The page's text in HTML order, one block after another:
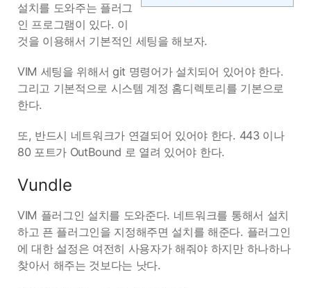
설치를 도와주는 플러그
인 프로그램이 있다. 이
것을 이용해서 기본적인 세팅을 해보자.
VIM 세팅을 위해서 git 명령어가 설치되어 있어야 한다.
그리고 기본적으로 시스템 계정 홈디렉토리를 기본으로
한다.
또, 반드시 네트워크가 연결되어 있어야 한다. 443 이나
80 포트가 OutBound 로 열려 있어야 한다.
Vundle
VIM 플러그인 설치를 도와준다. 네트워크를 통해서 설치
하고 픈 플러그인을 지정해주면 설치를 해준다. 플러그인
에 대한 설정은 여전히 사용자가 해줘야 하지만 하나하나
찾아서 해주는 것보다는 낫다.